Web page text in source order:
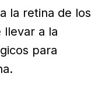
la retina de los
llevar a la
para